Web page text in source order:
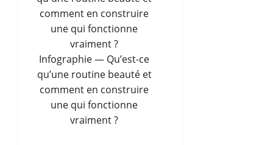
Infographie — Qu’est-ce
qu’une routine beauté et
comment en construire
une qui fonctionne
vraiment ?